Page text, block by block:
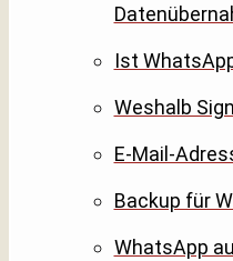
Ist
Weshalb
E-Mail-
Backup für
WhatsApp